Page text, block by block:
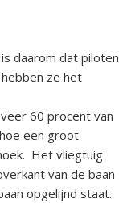
daarom dat piloten
ze het
60 procent van
een groot
Het vliegtuig
van de baan
opgelijnd staat.